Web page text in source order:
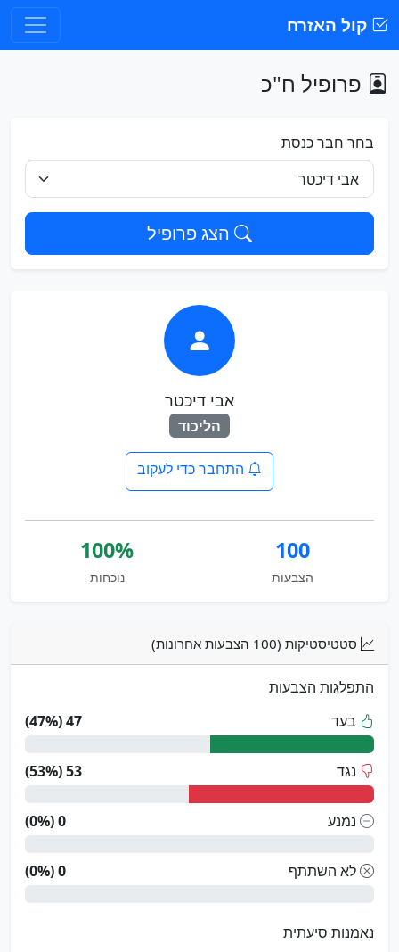
קול האזרח
פרופיל ח"כ
בחר חבר כנסת
הצג פרופיל
אבי דיכטר
הליכוד
התחבר כדי לעקוב
100
הצבעות
100%
נוכחות
סטטיסטיקות (100 הצבעות אחרונות)
התפלגות הצבעות
בעד
47 (47%)
נגד 53 (53%)
נמנע 0 (0%)
לא השתתף 0 (0%)
נאמנות סיעתית